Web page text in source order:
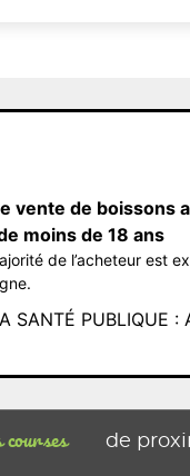
vente de boissons
moins de 18 ans
de l’acheteur est
SANTÉ PUBLIQUE :
courses de